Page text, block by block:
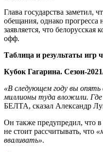
Глава государства заметил,
обещания, однако прогресса
заявляется, что
офф.
Таблица и результаты игр
Кубок Гагарина. Сезон-
«В следующем году вы
миллионы туда вложили.
БЕЛТА, сказал Александр
Он также предупредил, что
не стоит рассчитывать, что
вваливать».